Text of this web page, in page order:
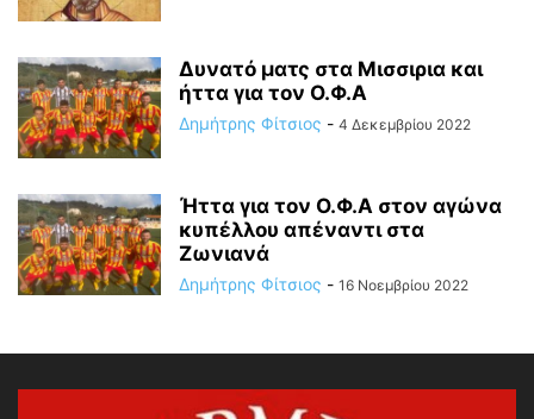
Δυνατό ματς στα Μισσιρια και
ήττα για τον Ο.Φ.Α
Δημήτρης Φίτσιος - 4 Δεκεμβρίου 2022
Ήττα για τον Ο.Φ.Α στον αγώνα
κυπέλλου απέναντι στα
Ζωνιανά
Δημήτρης Φίτσιος - 16 Νοεμβρίου 2022